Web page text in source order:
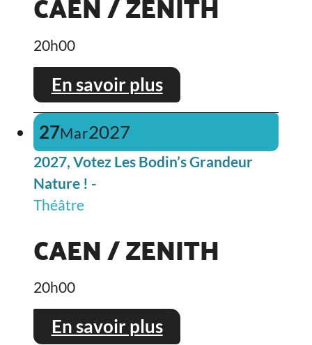
20h00
En savoir plus
27Mar2027
2027, Votez Les Bodin’s Grandeur
Nature ! -
Théâtre
CAEN / ZENITH
20h00
En savoir plus